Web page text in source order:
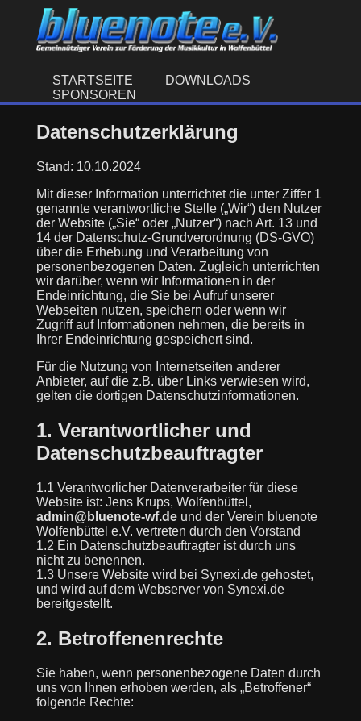
STARTSEITE
DOWNLOADS
SPONSOREN
Datenschutzerklärung
Stand: 10.10.2024
Mit dieser Information unterrichtet die unter Ziffer 1
genannte verantwortliche Stelle („Wir“) den Nutzer
der Website („Sie“ oder „Nutzer“) nach Art. 13 und
14 der Datenschutz-Grundverordnung (DS-GVO)
über die Erhebung und Verarbeitung von
personenbezogenen Daten. Zugleich unterrichten
wir darüber, wenn wir Informationen in der
Endeinrichtung, die Sie bei Aufruf unserer
Webseiten nutzen, speichern oder wenn wir
Zugriff auf Informationen nehmen, die bereits in
Ihrer Endeinrichtung gespeichert sind.
Für die Nutzung von Internetseiten anderer
Anbieter, auf die z.B. über Links verwiesen wird,
gelten die dortigen Datenschutzinformationen.
1. Verantwortlicher und
Datenschutzbeauftragter
1.1 Verantworlicher Datenverarbeiter für diese
Website ist: Jens Krups, Wolfenbüttel,
admin@bluenote-wf.deund der Verein bluenote
Wolfenbüttel e.V. vertreten durch den Vorstand
1.2 Ein Datenschutzbeauftragter ist durch uns
nicht zu benennen.
1.3 Unsere Website wird bei Synexi.de gehostet,
und wird auf dem Webserver von Synexi.de
bereitgestellt.
2. Betroffenenrechte
Sie haben, wenn personenbezogene Daten durch
uns von Ihnen erhoben werden, als „Betroffener“
folgende Rechte: